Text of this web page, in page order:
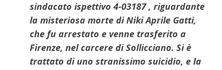
sindacato ispettivo 4-03187 , riguardante
la misteriosa morte diNiki Aprile Gatti,
che fu arrestato e venne trasferito a
Firenze, nel carcere di Sollicciano. Si è
trattato di uno stranissimo suicidio, e la